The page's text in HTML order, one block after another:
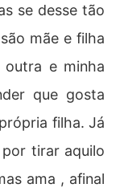
se desse tão
mãe e filha
e minha
que gosta
filha. Já
tirar aquilo
ama , afinal